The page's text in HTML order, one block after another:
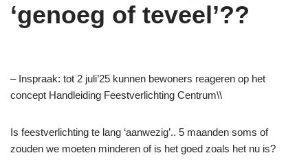
‘genoeg of teveel’??
– Inspraak: tot 2 juli’25 kunnen bewoners reageren op het
concept Handleiding Feestverlichting Centrum\\
Is feestverlichting te lang ‘aanwezig’.. 5 maanden soms of
zouden we moeten minderen of is het goed zoals het nu is?